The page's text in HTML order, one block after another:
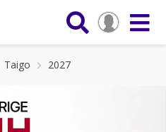
Taigo 2027